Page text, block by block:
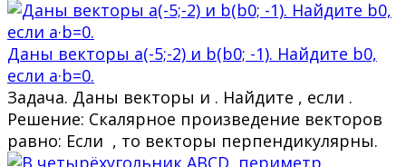
Даны векторы a(-5;-2) и b(b0; -1). Найдите b0,
если a·b=0.
Задача. Даны векторы и . Найдите , если .
Решение: Скалярное произведение векторов
равно: Если , то векторы перпендикулярны.